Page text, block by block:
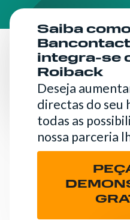
Saiba
integra-se
Roiback
Deseja
directas do seu
todas as
nossa parceria